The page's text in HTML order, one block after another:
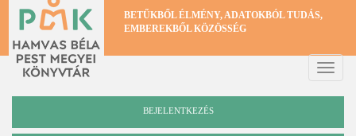
Ugrás
tartalomra
BETŰKBŐL ÉLMÉNY, ADATOKBÓL TUDÁS,
EMBEREKBŐL KÖZÖSSÉG
Toggle
BEJELENTKEZÉS